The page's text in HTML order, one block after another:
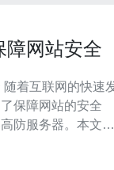
障网站安全
保障网站的安全
防服务器。本文将